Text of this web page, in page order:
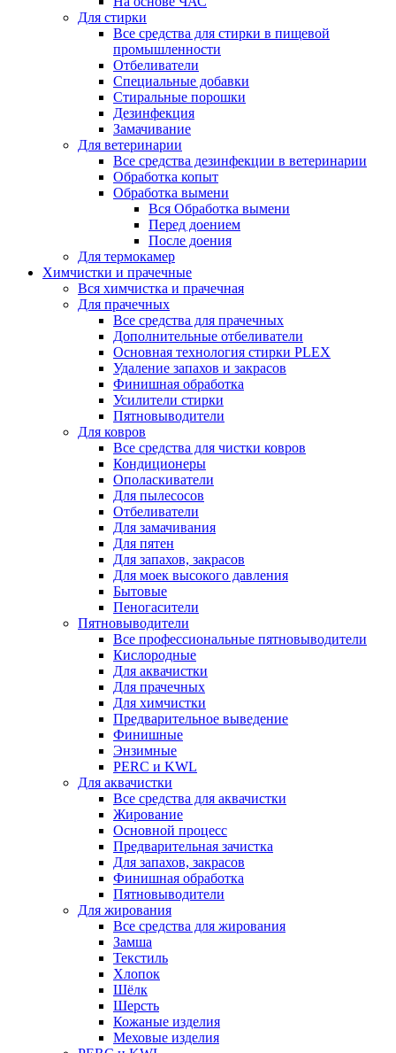
Для стирки
Все средства для стирки в пищевой
промышленности
Отбеливатели
Специальные добавки
Стиральные порошки
Дезинфекция
Замачивание
Для ветеринарии
Все средства дезинфекции в ветеринарии
Обработка копыт
Обработка вымени
Вся Обработка вымени
Перед доением
После доения
Для термокамер
Химчистки и прачечные
Вся химчистка и прачечная
Для прачечных
Все средства для прачечных
Дополнительные отбеливатели
Основная технология стирки PLEX
Удаление запахов и закрасов
Финишная обработка
Усилители стирки
Пятновыводители
Для ковров
Все средства для чистки ковров
Кондиционеры
Ополаскиватели
Для пылесосов
Отбеливатели
Для замачивания
Для пятен
Для запахов, закрасов
Для моек высокого давления
Бытовые
Пеногасители
Пятновыводители
Все профессиональные пятновыводители
Кислородные
Для аквачистки
Для прачечных
Для химчистки
Предварительное выведение
Финишные
Энзимные
PERC и KWL
Для аквачистки
Все средства для аквачистки
Жирование
Основной процесс
Предварительная зачистка
Для запахов, закрасов
Финишная обработка
Пятновыводители
Для жирования
Все средства для жирования
Замша
Текстиль
Хлопок
Шёлк
Шерсть
Кожаные изделия
Меховые изделия